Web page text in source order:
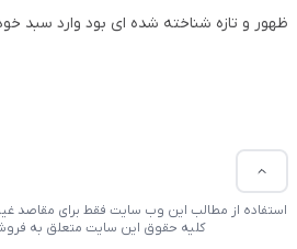
ظهور و تازه شناخته شده ای بود وارد سبد
استفاده از مطالب این وب سایت فقط برای مقاصد غیر
کلیه حقوق این سایت متعلق به